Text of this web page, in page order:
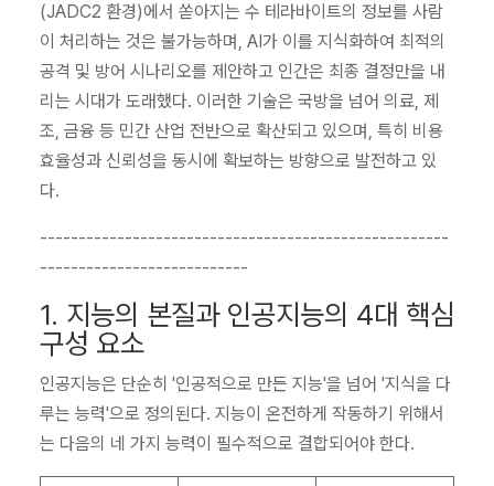
(JADC2 환경)에서 쏟아지는 수 테라바이트의 정보를 사람
이 처리하는 것은 불가능하며, AI가 이를 지식화하여 최적의
공격 및 방어 시나리오를 제안하고 인간은 최종 결정만을 내
리는 시대가 도래했다. 이러한 기술은 국방을 넘어 의료, 제
조, 금융 등 민간 산업 전반으로 확산되고 있으며, 특히 비용
효율성과 신뢰성을 동시에 확보하는 방향으로 발전하고 있
다.
-----------------------------------------------------
---------------------------
1. 지능의 본질과 인공지능의 4대 핵심
구성 요소
인공지능은 단순히 '인공적으로 만든 지능'을 넘어 '지식을 다
루는 능력'으로 정의된다. 지능이 온전하게 작동하기 위해서
는 다음의 네 가지 능력이 필수적으로 결합되어야 한다.